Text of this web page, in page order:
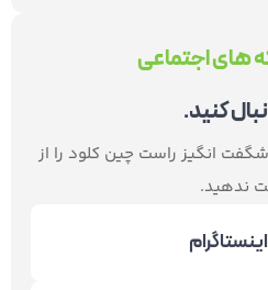
های اجتماعی
کنید.
شگفت انگیز راست چین کلود را از
ندهید.
اینستاگرام